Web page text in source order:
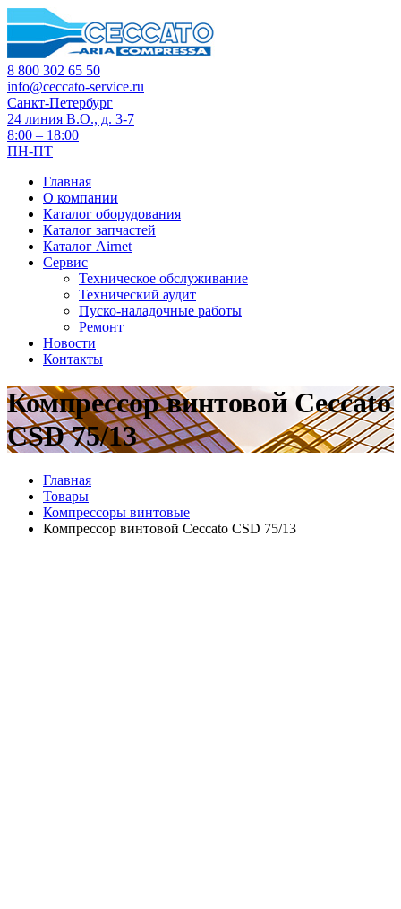
8 800 302 65 50
info@ceccato-service.ru
Санкт-Петербург
24 линия В.О., д. 3-7
8:00 – 18:00
ПН-ПТ
Главная
О компании
Каталог оборудования
Каталог запчастей
Каталог Airnet
Сервис
Техническое обслуживание
Технический аудит
Пуско-наладочные работы
Ремонт
Новости
Контакты
Компрессор винтовой Ceccato
CSD 75/13
Главная
Товары
Компрессоры винтовые
Компрессор винтовой Ceccato CSD 75/13